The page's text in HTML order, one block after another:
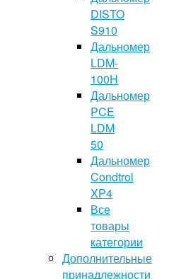
DISTO
S910
Дальномер
LDM-
100H
Дальномер
PCE
LDM
50
Дальномер
Condtrol
XP4
Все
товары
категории
Дополнительные
принадлежности